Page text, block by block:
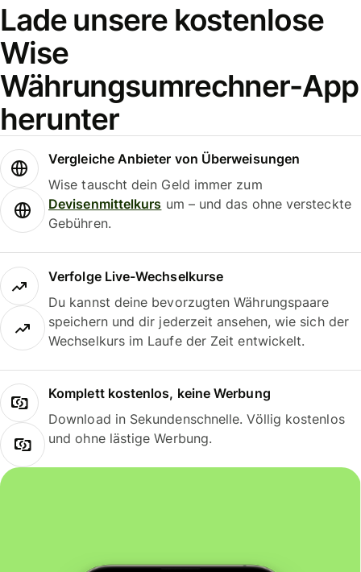
Lade unsere kostenlose
Wise
Währungsumrechner-App
herunter
Vergleiche Anbieter von Überweisungen
Wise tauscht dein Geld immer zum
Devisenmittelkurs um – und das ohne versteckte
Gebühren.
Verfolge Live-Wechselkurse
Du kannst deine bevorzugten Währungspaare
speichern und dir jederzeit ansehen, wie sich der
Wechselkurs im Laufe der Zeit entwickelt.
Komplett kostenlos, keine Werbung
Download in Sekundenschnelle. Völlig kostenlos
und ohne lästige Werbung.